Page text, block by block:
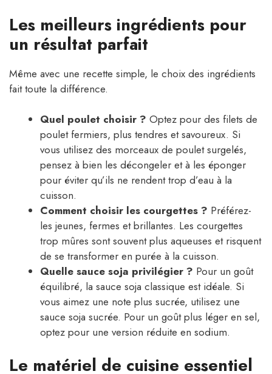
Les meilleurs ingrédients pour
un résultat parfait
Même avec une recette simple, le choix des ingrédients
fait toute la différence.
Quel poulet choisir ? Optez pour des filets de
poulet fermiers, plus tendres et savoureux. Si
vous utilisez des morceaux de poulet surgelés,
pensez à bien les décongeler et à les éponger
pour éviter qu’ils ne rendent trop d’eau à la
cuisson.
Comment choisir les courgettes ? Préférez-
les jeunes, fermes et brillantes. Les courgettes
trop mûres sont souvent plus aqueuses et risquent
de se transformer en purée à la cuisson.
Quelle sauce soja privilégier ? Pour un goût
équilibré, la sauce soja classique est idéale. Si
vous aimez une note plus sucrée, utilisez une
sauce soja sucrée. Pour un goût plus léger en sel,
optez pour une version réduite en sodium.
Le matériel de cuisine essentiel